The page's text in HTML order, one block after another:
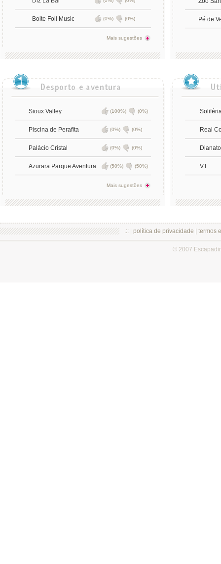
Boite Foll Music (0%) (0%)
Mais sugestões
Pé de
Sioux Valley (100%) (0%)
Piscina de Perafita (0%) (0%)
Palácio Cristal (0%) (0%)
Azurara Parque Aventura (50%) (50%)
Mais sugestões
Real
VT
.:: | política de privacidade termos
© 2007